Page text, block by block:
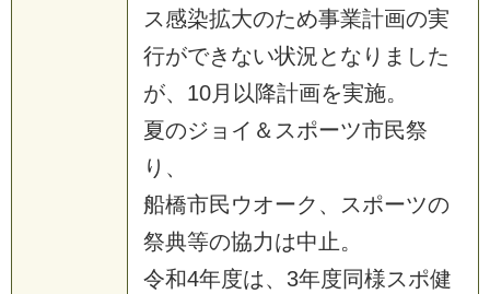
ス感染拡大のため事業計画の実
行ができ ない状況と な り ま した
が、 10月 以降計画を実施。
夏のジ ョ イ ＆ スポーツ市民祭
り 、
船橋市民ウオーク 、 スポーツの
祭典等の協力は中 止。
令和4年度は、 3年度同様スポ健